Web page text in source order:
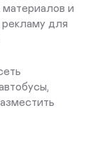
материалов и
для